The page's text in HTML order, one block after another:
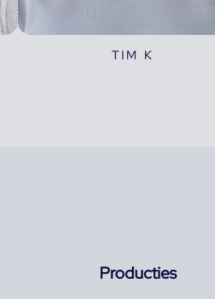
TIM K
Producties